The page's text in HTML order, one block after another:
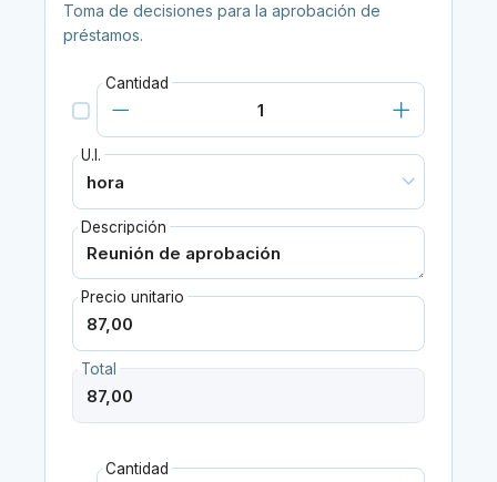
Toma de decisiones para la aprobación de
préstamos.
Cantidad
U.I.
Descripción
Precio unitario
Total
Cantidad